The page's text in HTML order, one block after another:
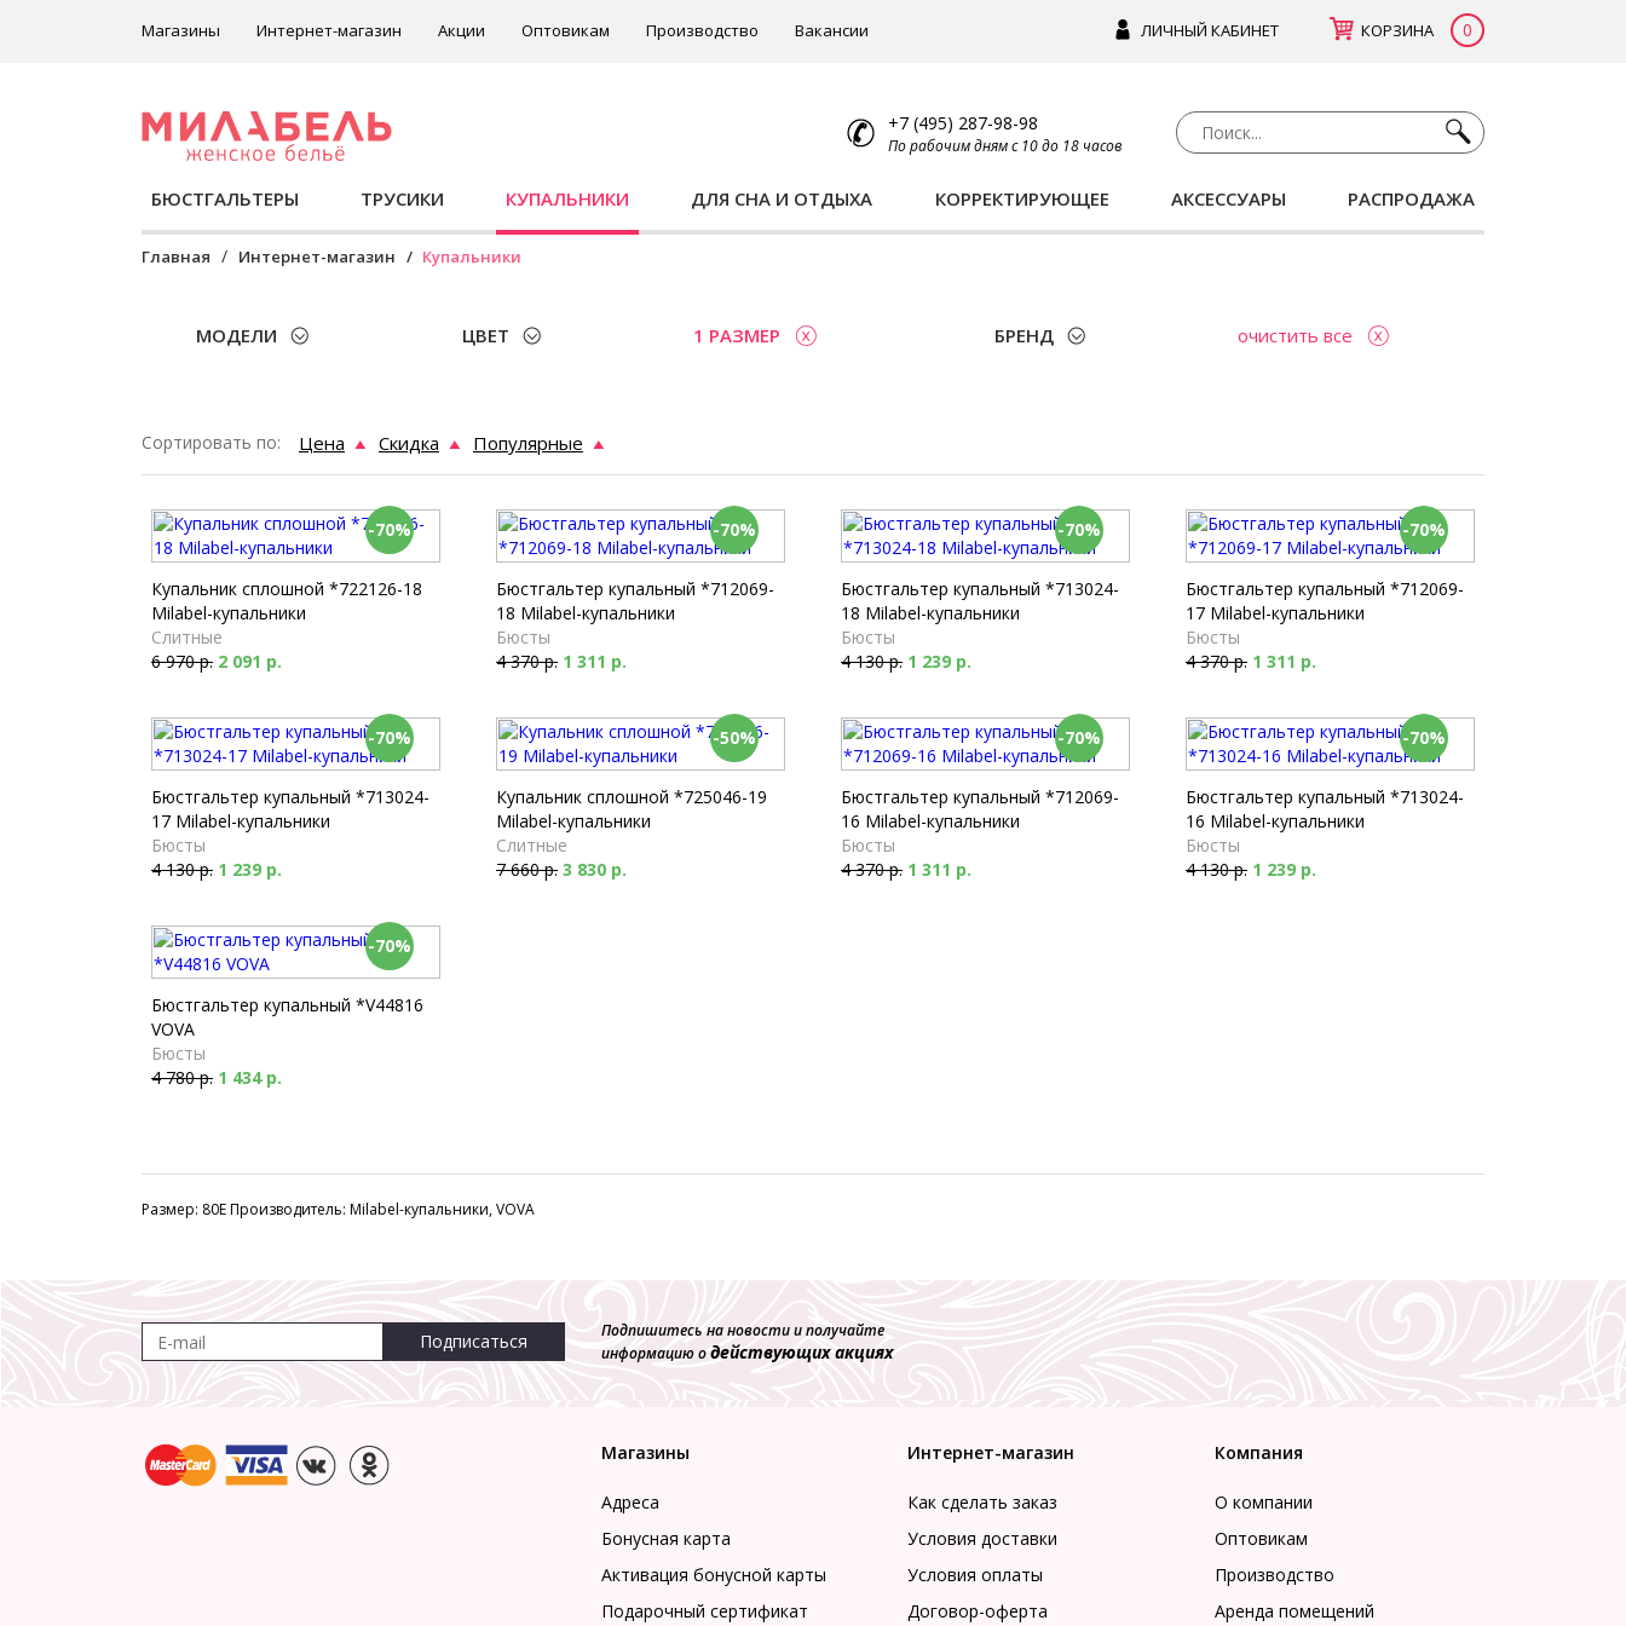
ЛИЧНЫЙ КАБИНЕТ КОРЗИНА 0
Магазины Интернет-магазин Акции Оптовикам Производство Вакансии
+7 (495) 287-98-98
По рабочим дням с 10 до 18 часов
БЮСТГАЛЬТЕРЫ ТРУСИКИ КУПАЛЬНИКИ ДЛЯ СНА И ОТДЫХА КОРРЕКТИРУЮЩЕЕ АКСЕССУАРЫ РАСПРОДАЖА
Главная Интернет-магазин Купальники
МОДЕЛИ ЦВЕТ 1 РАЗМЕР БРЕНД очистить все
Сортировать по: Цена Скидка Популярные
-70%
Купальник сплошной *722126-18
Milabel-купальники
Слитные
6 970 р. 2 091 р.
-70%
Бюстгальтер купальный *712069-
18 Milabel-купальники
Бюсты
4 370 р. 1 311 р.
-70%
Бюстгальтер купальный *713024-
18 Milabel-купальники
Бюсты
4 130 р. 1 239 р.
-70%
Бюстгальтер купальный *712069-
17 Milabel-купальники
Бюсты
4 370 р. 1 311 р.
-70%
Бюстгальтер купальный *713024-
17 Milabel-купальники
Бюсты
4 130 р. 1 239 р.
-50%
Купальник сплошной *725046-19
Milabel-купальники
Слитные
7 660 р. 3 830 р.
-70%
Бюстгальтер купальный *712069-
16 Milabel-купальники
Бюсты
4 370 р. 1 311 р.
-70%
Бюстгальтер купальный *713024-
16 Milabel-купальники
Бюсты
4 130 р. 1 239 р.
-70%
Бюстгальтер купальный *V44816
VOVA
Бюсты
4 780 р. 1 434 р.
Размер: 80E Производитель: Milabel-купальники, VOVA
Подписаться
Подпишитесь на новости и получайте
информацию одействующих акциях
Магазины
Адреса
Бонусная карта
Активация бонусной карты
Подарочный сертификат
Интернет-магазин
Как сделать заказ
Условия доставки
Условия оплаты
Договор-оферта
Компания
О компании
Оптовикам
Производство
Аренда помещений